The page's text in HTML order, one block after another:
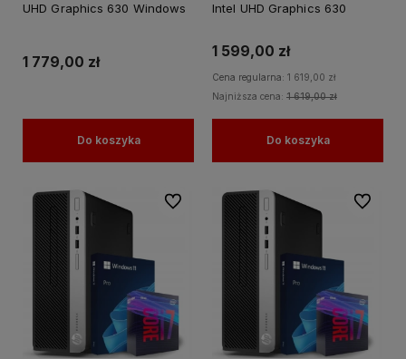
UHD Graphics 630 Windows
1 779,00 zł
Do koszyka
Intel UHD Graphics 630
1 599,00 zł
Cena regularna: 1 619,00 zł
Najniższa cena: 1 619,00 zł
Do koszyka
Do ulubionych Do